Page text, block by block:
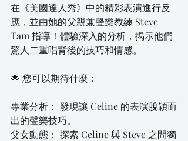
在《美國達人秀》中的精彩表演進行反
應，並由她的父親兼聲樂教練 Steve
Tam 指導！體驗深入的分析，揭示他們
驚人二重唱背後的技巧和情感。
🌟 您可以期待什麼：
專業分析： 發現讓 Celine 的表演脫穎而
出的聲樂技巧。
父女動態： 探索 Celine 與 Steve 之間獨